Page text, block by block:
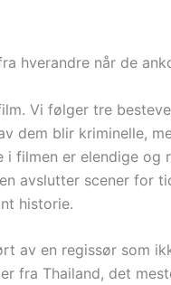
hverandre når de
Vi følger tre
dem blir kriminelle,
i filmen er elendige og
avslutter scener for
historie.
av en regissør som
fra Thailand, det